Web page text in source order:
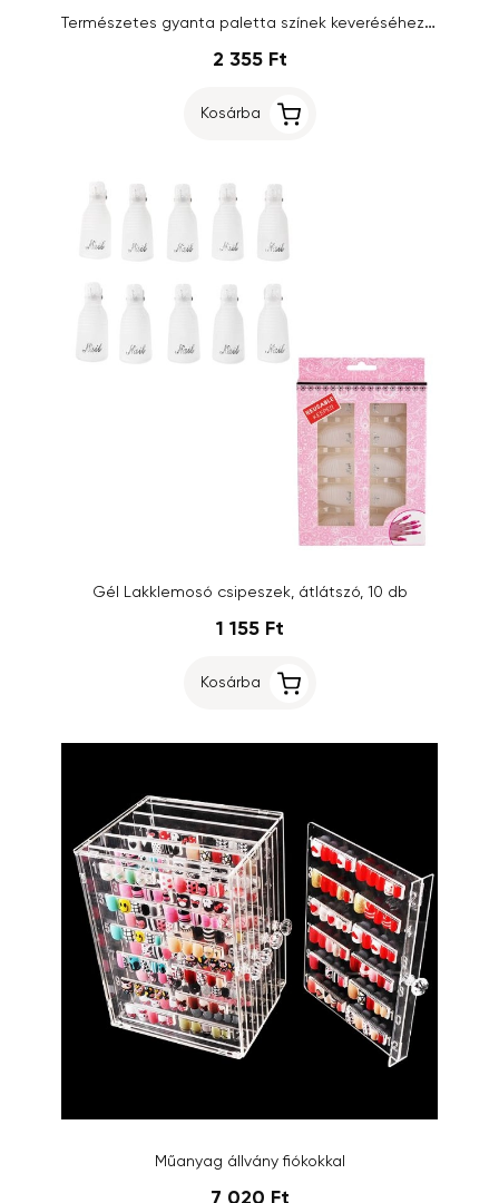
Természetes gyanta paletta színek keveréséhez, zöld
2 355 Ft
Kosárba
Gél Lakklemosó csipeszek, átlátszó, 10 db
1 155 Ft
Kosárba
Műanyag állvány fiókokkal
7 020 Ft